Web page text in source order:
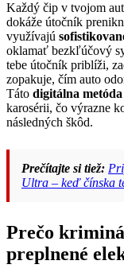
Každý čip v tvojom
dokáže útočník
využívajú
oklamať bezkľúčový
tebe útočník priblíži,
zopakuje, čím auto
Táto digitálna
karosérii, čo výrazne
následných škôd.
Prečítajte si tiež:
Ultra – keď čínska
Prečo
preplnené